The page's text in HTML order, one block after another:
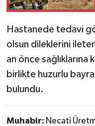
Hastanede tedavi
olsun dileklerini
an önce
birlikte huzurlu
bulundu.
Muhabir: Necati